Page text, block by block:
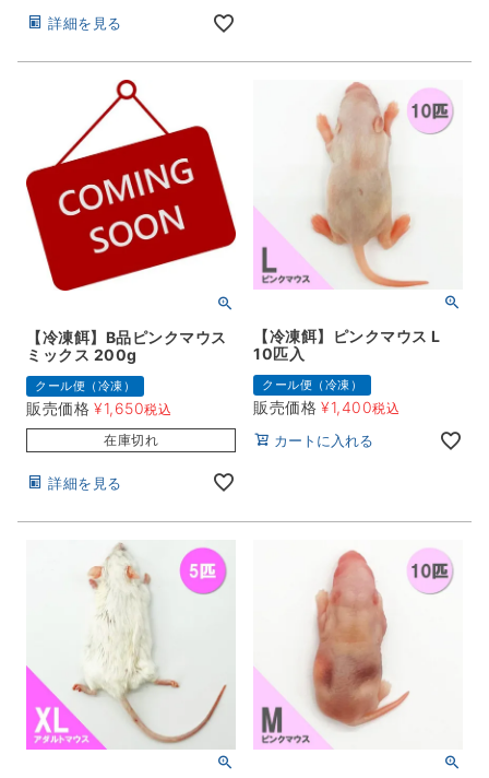
詳細を見る
【冷凍餌】B品ピンクマウス
ミックス 200g
クール便（冷凍）
販売価格 ¥1,650税込
在庫切れ
詳細を見る
【冷凍餌】ピンクマウス L
10匹入
クール便（冷凍）
販売価格 ¥1,400税込
カートに入れる